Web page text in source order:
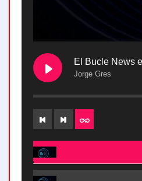
Jorge Gres